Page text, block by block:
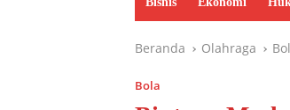
e
Beranda Olahraga
Bola